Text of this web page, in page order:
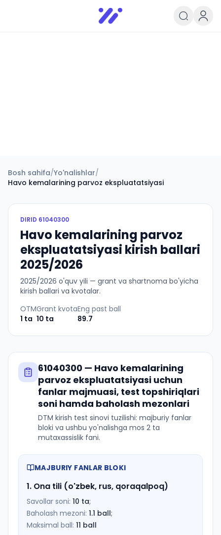
Infoedu
Ta&#039;lim xabarlari va
Bosh sahifa/Yo'nalishlar/
Havo kemalarining parvoz ekspluatatsiyasi
DIRID 61040300
Havo kemalarining parvoz
ekspluatatsiyasi kirish ballari
2025/2026
2025/2026 o'quv yili — grant va shartnoma bo'yicha
kirish ballari va kvotalar.
OTM
1 ta
Grant kvota
10 ta
Eng past ball
89.7
61040300 — Havo kemalarining
parvoz ekspluatatsiyasi uchun
fanlar majmuasi, test topshiriqlari
soni hamda baholash mezonlari
DTM kirish test sinovi tuzilishi: majburiy fanlar
bloki va ushbu yo'nalishga mos 2 ta
mutaxassislik fani.
MAJBURIY FANLAR BLOKI
1. Ona tili (o'zbek, rus, qoraqalpoq)
Savollar soni: 10 ta;
Baholash mezoni: 1.1 ball;
Maksimal ball: 11 ball